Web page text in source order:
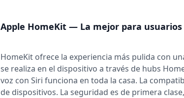
Apple HomeKit — La mejor para usuarios
HomeKit ofrece la experiencia más pulida con
se realiza en el dispositivo a través de hubs
voz con Siri funciona en toda la casa. La
de dispositivos. La seguridad es de primera